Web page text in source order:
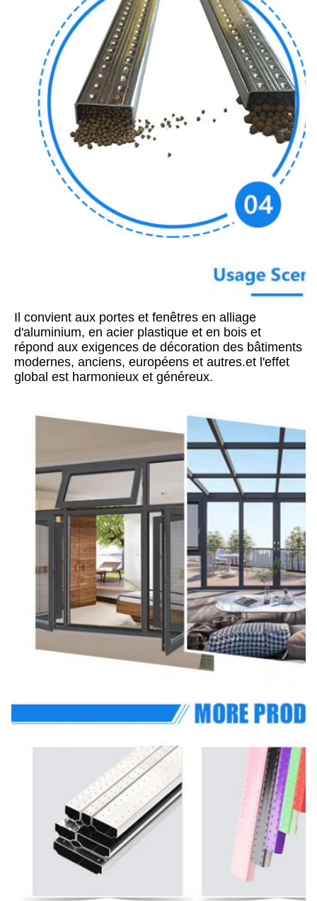
Il convient aux portes et fenêtres en alliage
d'aluminium, en acier plastique et en bois et
répond aux exigences de décoration des bâtiments
modernes, anciens, européens et autres.et l'effet
global est harmonieux et généreux.